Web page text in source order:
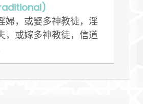
婦，或娶多神教徒，淫
，或嫁多神教徒，信道